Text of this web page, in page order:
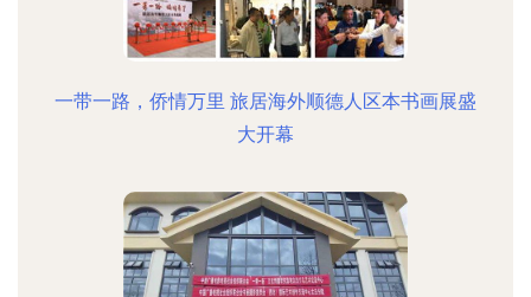
一带一路，侨情万里 旅居海外顺德人区本书画展盛
大开幕